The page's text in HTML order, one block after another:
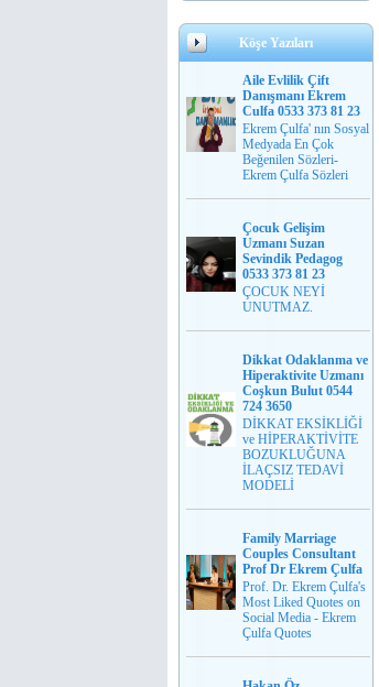
Köşe Yazıları
Aile Evlilik Çift
Danışmanı Ekrem
Culfa 0533 373 81 23
Ekrem Çulfa' nın Sosyal
Medyada En Çok
Beğenilen Sözleri-
Ekrem Çulfa Sözleri
Çocuk Gelişim
Uzmanı Suzan
Sevindik Pedagog
0533 373 81 23
ÇOCUK NEYİ
UNUTMAZ.
Dikkat Odaklanma ve
Hiperaktivite Uzmanı
Coşkun Bulut 0544
724 3650
DİKKAT EKSİKLİĞİ
ve HİPERAKTİVİTE
BOZUKLUĞUNA
İLAÇSIZ TEDAVİ
MODELİ
Family Marriage
Couples Consultant
Prof Dr Ekrem Çulfa
Prof. Dr. Ekrem Çulfa's
Most Liked Quotes on
Social Media - Ekrem
Çulfa Quotes